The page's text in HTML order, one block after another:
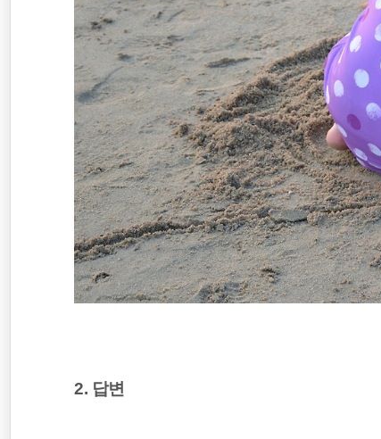
2. 답변